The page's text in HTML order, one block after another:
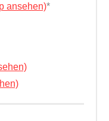
ansehen)*